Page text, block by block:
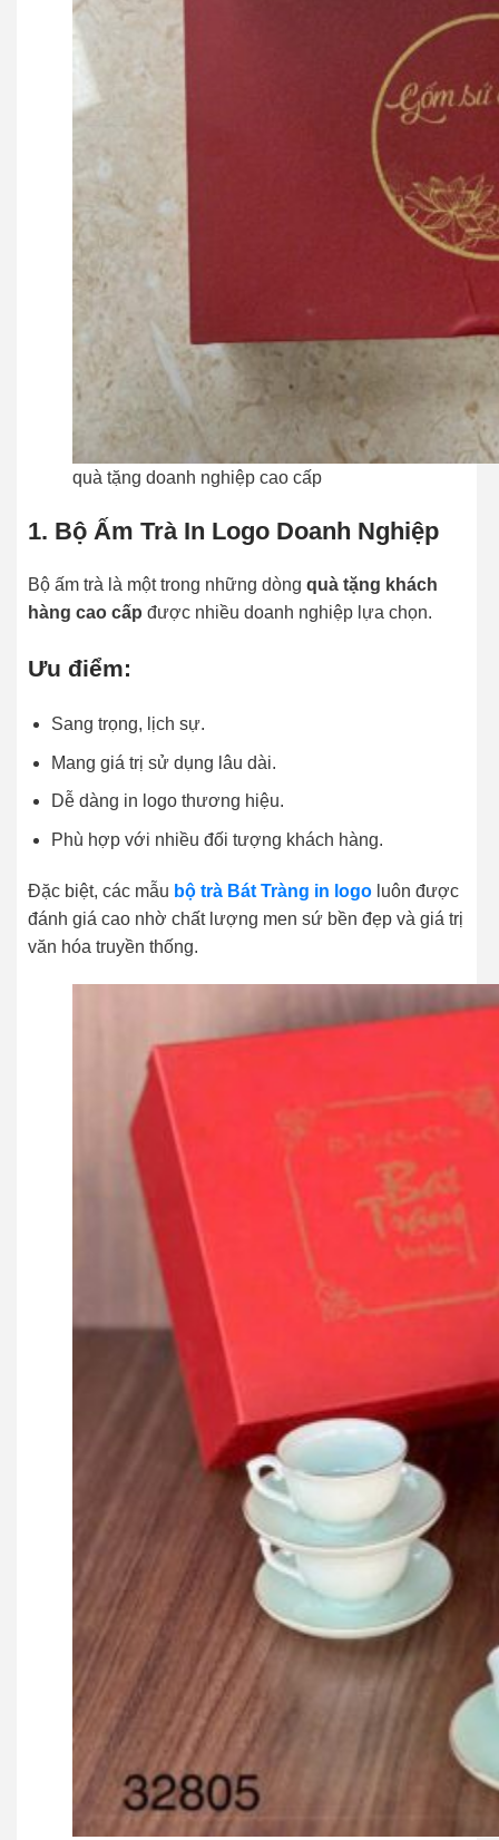
quà tặng doanh nghiệp cao cấp
1. Bộ Ấm Trà In Logo Doanh Nghiệp
Bộ ấm trà là một trong những dòng quà tặng khách
hàng cao cấp được nhiều doanh nghiệp lựa chọn.
Ưu điểm:
Sang trọng, lịch sự.
Mang giá trị sử dụng lâu dài.
Dễ dàng in logo thương hiệu.
Phù hợp với nhiều đối tượng khách hàng.
Đặc biệt, các mẫu bộ trà Bát Tràng in logo luôn được
đánh giá cao nhờ chất lượng men sứ bền đẹp và giá trị
văn hóa truyền thống.